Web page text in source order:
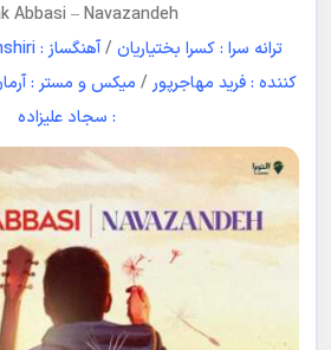
Abbasi –Navazandeh
ترانه سرا : کسرا بختیاریان /آهنگساز : Danial Jahanshiri
کننده : فرید مهاجرپور / میکس و مستر :
: سجاد علیزاده